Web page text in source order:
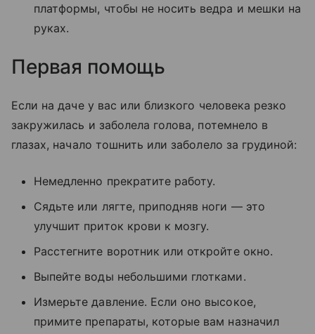
платформы, чтобы не носить ведра и мешки на
руках.
Первая помощь
Если на даче у вас или близкого человека резко
закружилась и заболела голова, потемнело в
глазах, начало тошнить или заболело за грудиной:
Немедленно прекратите работу.
Сядьте или лягте, приподняв ноги — это
улучшит приток крови к мозгу.
Расстегните воротник или откройте окно.
Выпейте воды небольшими глотками.
Измерьте давление. Если оно высокое,
примите препараты, которые вам назначил